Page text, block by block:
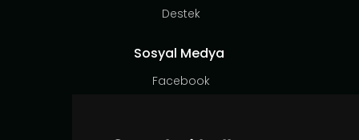
Destek
Sosyal Medya
Facebook